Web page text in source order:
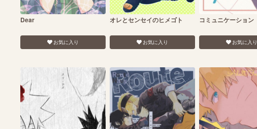
Dear
お気に入り
オレとセンセイのヒメゴト
お気に入り
コミュニケーション
お気に入り